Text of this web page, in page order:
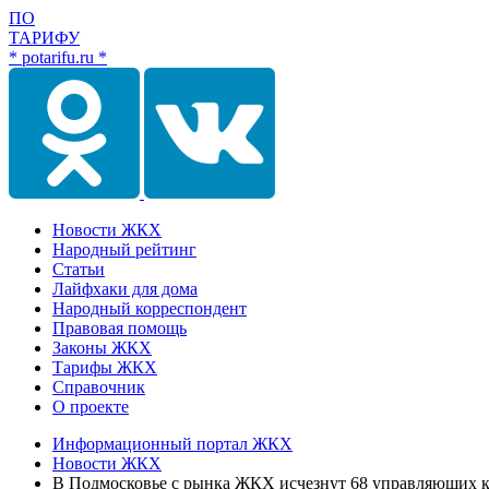
ПО
ТАРИФУ
* potarifu.ru *
Новости ЖКХ
Народный рейтинг
Статьи
Лайфхаки для дома
Народный корреспондент
Правовая помощь
Законы ЖКХ
Тарифы ЖКХ
Справочник
О проекте
Информационный портал ЖКХ
Новости ЖКХ
В Подмосковье с рынка ЖКХ исчезнут 68 управляющих